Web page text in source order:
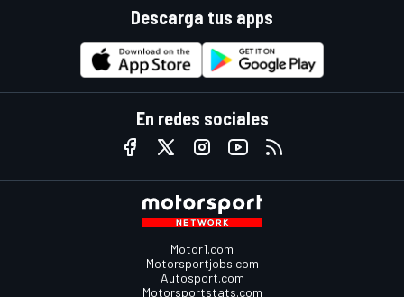
Descarga tus apps
En redes sociales
Motor1.com
Motorsportjobs.com
Autosport.com
Motorsportstats.com